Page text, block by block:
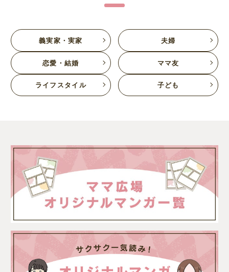
義実家・実家 夫婦
恋愛・結婚 ママ友
ライフスタイル 子ども